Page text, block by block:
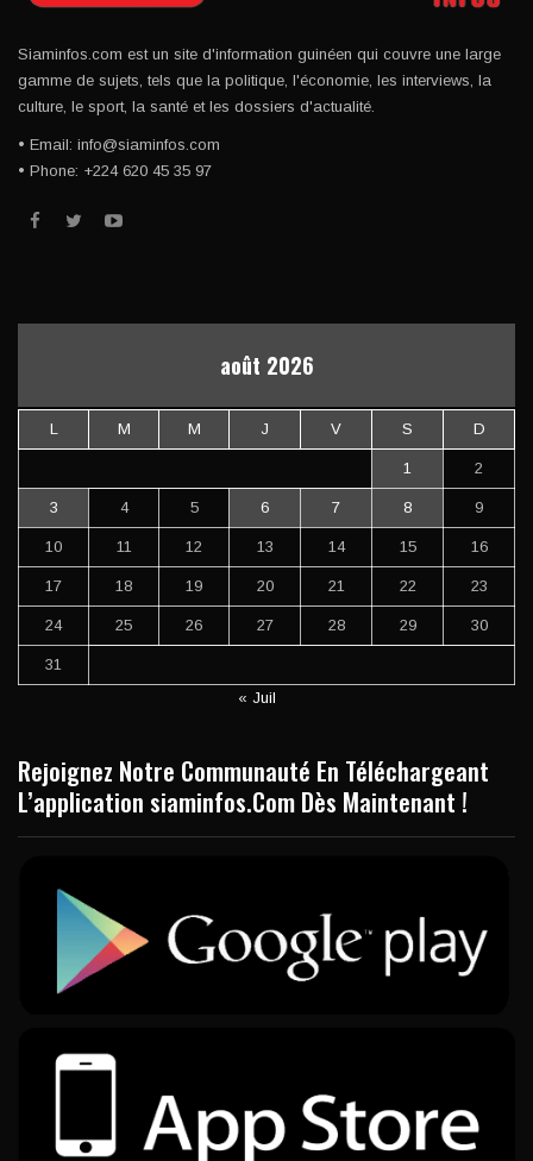
Siaminfos.com est un site d'information guinéen qui couvre une large
gamme de sujets, tels que la politique, l'économie, les interviews, la
culture, le sport, la santé et les dossiers d'actualité.
• Email: info@siaminfos.com
• Phone: +224 620 45 35 97
août 2026
L M M J V S D
1 2
3 4 5 6 7 8 9
10 11 12 13 14 15 16
17 18 19 20 21 22 23
24 25 26 27 28 29 30
31
« Juil
Rejoignez Notre Communauté En Téléchargeant
L’application siaminfos.Com Dès Maintenant !